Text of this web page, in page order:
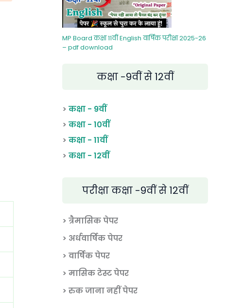
MP Board कक्षा 11वीं English वार्षिक परीक्षा 2025-26
– pdf download
कक्षा -9वीं से 12वीं
> कक्षा - 9वीं
> कक्षा - 10वीं
> कक्षा - 11वीं
> कक्षा - 12वीं
परीक्षा कक्षा -9वीं से 12वीं
> त्रैमासिक पेपर
> अर्धवार्षिक पेपर
> वार्षिक पेपर
> मासिक टेस्ट पेपर
> रुक जाना नहीं पेपर